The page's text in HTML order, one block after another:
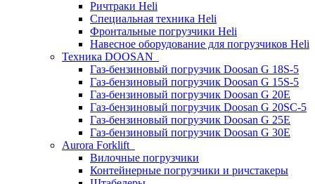
Ричтраки Heli
Специальная техника Heli
Фронтальные погрузчики Heli
Навесное оборудование для погрузчиков Heli
Техника DOOSAN
Газ-бензиновый погрузчик Doosan G 18S-5
Газ-бензиновый погрузчик Doosan G 15S-5
Газ-бензиновый погрузчик Doosan G 20E
Газ-бензиновый погрузчик Doosan G 20SC-5
Газ-бензиновый погрузчик Doosan G 25E
Газ-бензиновый погрузчик Doosan G 30E
Aurora Forklift
Вилочные погрузчики
Контейнерные погрузчики и ричстакеры